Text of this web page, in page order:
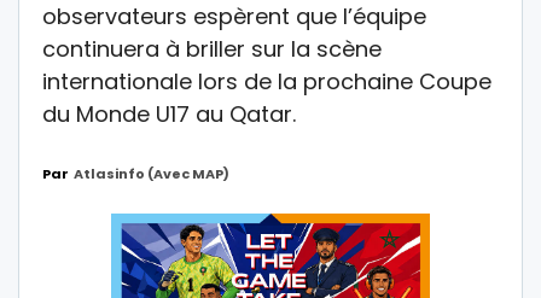
observateurs espèrent que l’équipe
continuera à briller sur la scène
internationale lors de la prochaine Coupe
du Monde U17 au Qatar.
Par Atlasinfo (avec MAP)